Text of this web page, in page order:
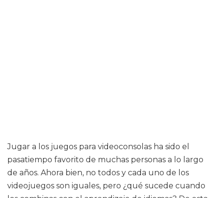
Jugar a los juegos para videoconsolas ha sido el
pasatiempo favorito de muchas personas a lo largo
de años. Ahora bien, no todos y cada uno de los
videojuegos son iguales, pero ¿qué sucede cuando